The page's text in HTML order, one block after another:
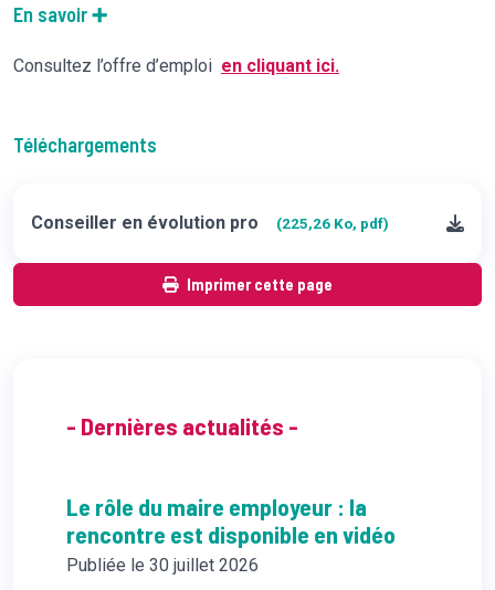
En savoir ➕
Consultez l’offre d’emploi en cliquant ici.
Téléchargements
Conseiller en évolution pro (225,26 Ko, pdf)
Imprimer cette page
- Dernières actualités -
Le rôle du maire employeur : la
rencontre est disponible en vidéo
Publiée le 30 juillet 2026